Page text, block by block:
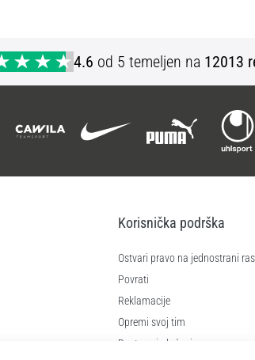
4.6 od 5 temeljen na 12013
Korisnička podrška
Ostvari pravo na jednostrani
Povrati
Reklamacije
Opremi svoj tim
Dostava i plaćanje